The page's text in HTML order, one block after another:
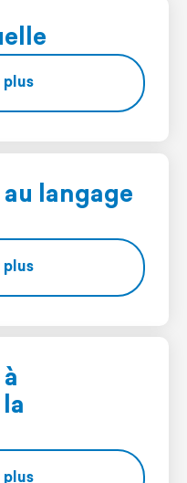
plus
langage
plus
plus